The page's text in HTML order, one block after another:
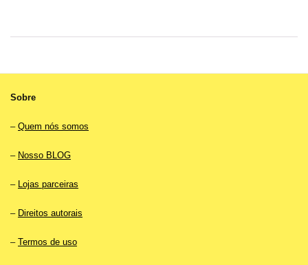
R$57.00. R$37.00.
Sobre
– Quem nós somos
– Nosso BLOG
– Lojas parceiras
– Direitos autorais
– Termos de uso